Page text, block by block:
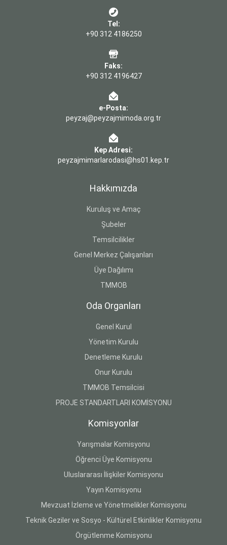
Tel:
+90 312 4186250
Faks:
+90 312 4196427
e-Posta:
peyzaj@peyzajmimoda.org.tr
Kep Adresi:
peyzajmimarlarodasi@hs01.kep.tr
Hakkımızda
Kuruluş ve Amaç
Şubeler
Temsilcilikler
Genel Merkez Çalışanları
Üye Dağılımı
TMMOB
Oda Organları
Genel Kurul
Yönetim Kurulu
Denetleme Kurulu
Onur Kurulu
TMMOB Temsilcisi
PROJE STANDARTLARI KOMİSYONU
Komisyonlar
Yarışmalar Komisyonu
Öğrenci Üye Komisyonu
Uluslararası İlişkiler Komisyonu
Yayın Komisyonu
Mevzuat İzleme ve Yönetmelikler Komisyonu
Teknik Geziler ve Sosyo - Kültürel Etkinlikler Komisyonu
Örgütlenme Komisyonu